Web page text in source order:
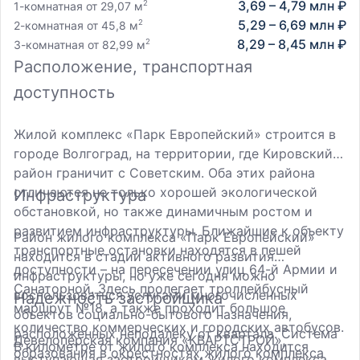
1-комнатная от 29,07 м2 3,69 – 4,79 млн ₽
2-комнатная от 45,8 м2 5,29 – 6,69 млн ₽
3-комнатная от 82,99 м2 8,29 – 8,45 млн ₽
Расположение, транспортная
доступность
Жилой комплекс «Парк Европейский» строится в
городе Волгоград, на территории, где Кировский
район граничит с Советским. Оба этих района
отличаются не только хорошей экологической
обстановкой, но также динамичным ростом и
развитием инфраструктуры. Ближайшие к объекту
транспортные остановки находятся в пешей
доступности – на пересечении улиц 64-й Армии и
Санаторной. Здесь пролегает троллейбусный
маршрут №18, а также проходит большое
количество коммерческих и городских автобусов.
В километре от жилого комплекса находится
Инфраструктура
Район жилого комплекса «Парк Европейский»
находится в стадии активного развития
инфраструктуры, но уже сегодня можно
воспользоваться услугами многочисленных
объектов социально-бытового назначения,
расположенных неподалёку от квартала. Система
образования в окрестностях жилого комплекса
Надежность застройщика
Девелоперская компания «КВАРТСТРОЙ»,